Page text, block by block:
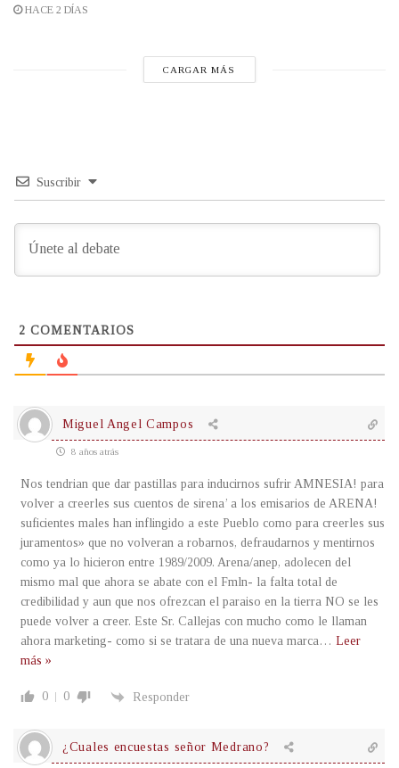
HACE 2 DÍAS
CARGAR MÁS
Suscribir
2 COMENTARIOS
Miguel Angel Campos
8 años atrás
Nos tendrian que dar pastillas para inducirnos sufrir AMNESIA! para
volver a creerles sus cuentos de sirena’ a los emisarios de ARENA!
suficientes males han inflingido a este Pueblo como para creerles sus
juramentos» que no volveran a robarnos, defraudarnos y mentirnos
como ya lo hicieron entre 1989/2009. Arena/anep, adolecen del
mismo mal que ahora se abate con el Fmln- la falta total de
credibilidad y aun que nos ofrezcan el paraiso en la tierra NO se les
puede volver a creer. Este Sr. Callejas con mucho como le llaman
ahora marketing- como si se tratara de una nueva marca… Leer
más »
0 0 Responder
¿Cuales encuestas señor Medrano?